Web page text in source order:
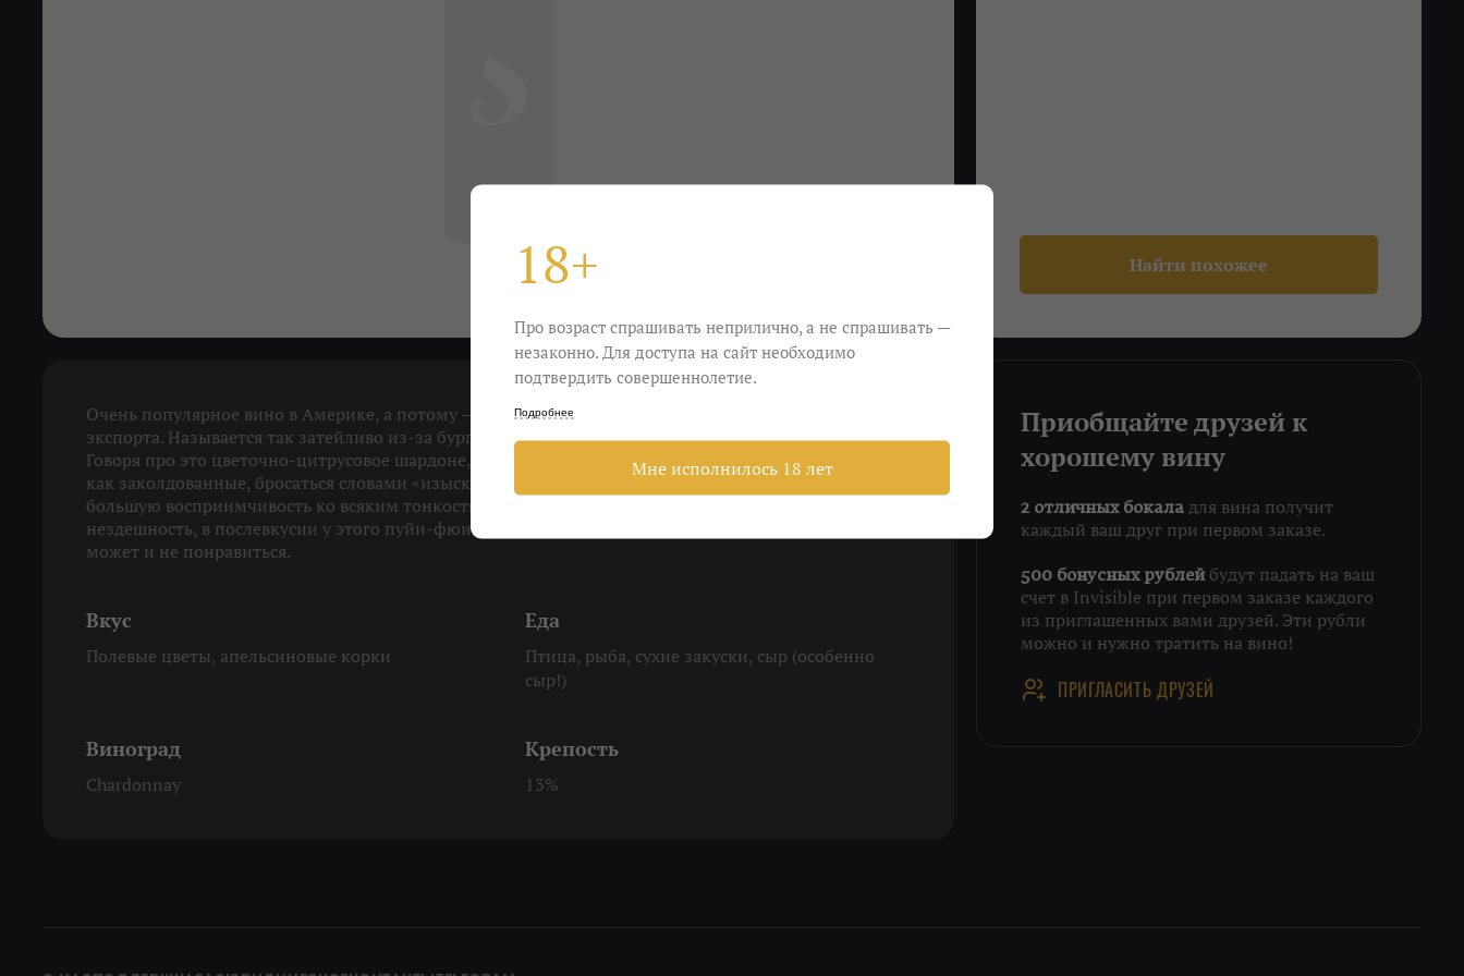
Найти похожее
Очень популярное вино в Америке, а потому — один из главных локомотивов французского
экспорта. Называется так затейливо из-за бургундских деревень, где его делают: Пуйи и Фюиссе.
Говоря про это цветочно-цитрусовое шардоне, самые далекие от высокого стиля люди начинают,
как заколдованные, бросаться словами «изысканное» и «интеллигентное», обнаруживая в себе
большую восприимчивость ко всяким тонкостям. Впрочем, несмотря на кажущуюся легкость и
нездешность, в послевкусии у этого пуйи-фюиссе довольно сильно чувствуется алкоголь, что
может и не понравиться.
Вкус
Полевые цветы, апельсиновые корки
Еда
Птица, рыба, сухие закуски, сыр (особенно
сыр!)
Виноград
Chardonnay
Крепость
13%
Приобщайте друзей к
хорошему вину
2 отличных бокала для вина получит
каждый ваш друг при первом заказе.
500 бонусных рублейбудут падать на ваш
счет в Invisible при первом заказе каждого
из приглашенных вами друзей. Эти рубли
можно и нужно тратить на вино!
ПРИГЛАСИТЬ ДРУЗЕЙ
18+
Про возраст спрашивать неприлично, а не спрашивать —
незаконно. Для доступа на сайт необходимо
подтвердить совершеннолетие.
Подробнее
Мне исполнилось 18 лет